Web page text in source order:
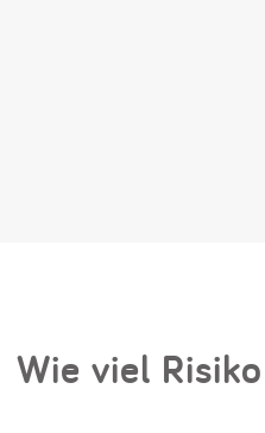
Wie viel